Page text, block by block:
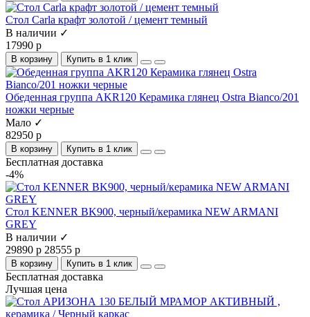
Стол Carla крафт золотой / цемент темный
В наличии ✓
17990 р
В корзину Купить в 1 клик
Обеденная группа AKR120 Керамика глянец Ostra Bianco/201
ножки черные
Мало ✓
82950 р
В корзину Купить в 1 клик
Бесплатная доставка
-4%
Стол KENNER BK900, черный/керамика NEW ARMANI
GREY
В наличии ✓
29890 р 28555 р
В корзину Купить в 1 клик
Бесплатная доставка
Лучшая цена